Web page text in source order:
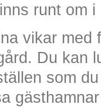
runt om i
vikar med
Du kan
som